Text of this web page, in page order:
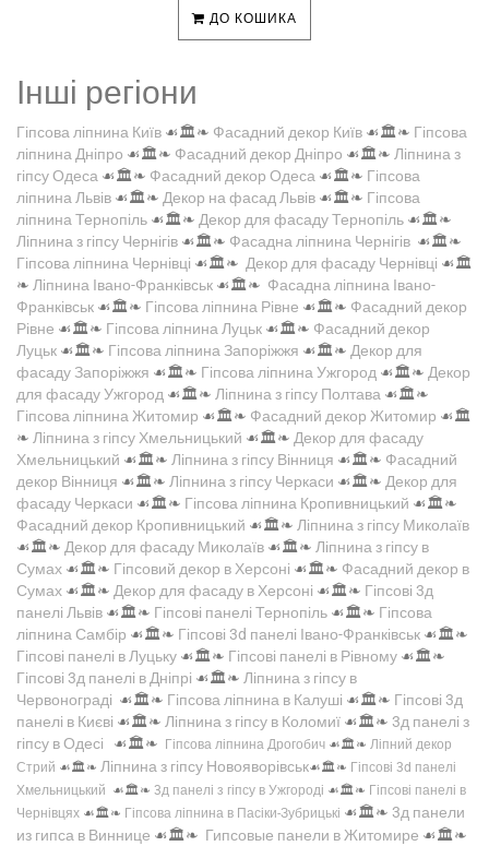
ДО КОШИКА
Інші регіони
Гіпсова ліпнина Київ ☙🏛️❧ Фасадний декор Київ ☙🏛️❧ Гіпсова
ліпнина Дніпро ☙🏛️❧ Фасадний декор Дніпро ☙🏛️❧ Ліпнина з
гіпсу Одеса ☙🏛️❧ Фасадний декор Одеса ☙🏛️❧ Гіпсова
ліпнина Львів ☙🏛️❧ Декор на фасад Львів ☙🏛️❧ Гіпсова
ліпнина Тернопіль ☙🏛️❧ Декор для фасаду Тернопіль ☙🏛️❧
Ліпнина з гіпсу Чернігів ☙🏛️❧ Фасадна ліпнина Чернігів ☙🏛️❧
Гіпсова ліпнина Чернівці ☙🏛️❧ Декор для фасаду Чернівці ☙🏛️
❧ Ліпнина Івано-Франківськ ☙🏛️❧ Фасадна ліпнина Івано-
Франківськ ☙🏛️❧ Гіпсова ліпнина Рівне ☙🏛️❧ Фасадний декор
Рівне ☙🏛️❧ Гіпсова ліпнина Луцьк ☙🏛️❧ Фасадний декор
Луцьк ☙🏛️❧ Гіпсова ліпнина Запоріжжя ☙🏛️❧ Декор для
фасаду Запоріжжя ☙🏛️❧ Гіпсова ліпнина Ужгород ☙🏛️❧ Декор
для фасаду Ужгород ☙🏛️❧ Ліпнина з гіпсу Полтава ☙🏛️❧
Гіпсова ліпнина Житомир ☙🏛️❧ Фасадний декор Житомир ☙🏛️
❧ Ліпнина з гіпсу Хмельницький ☙🏛️❧ Декор для фасаду
Хмельницький ☙🏛️❧ Ліпнина з гіпсу Вінниця ☙🏛️❧ Фасадний
декор Вінниця ☙🏛️❧ Ліпнина з гіпсу Черкаси ☙🏛️❧ Декор для
фасаду Черкаси ☙🏛️❧ Гіпсова ліпнина Кропивницький ☙🏛️❧
Фасадний декор Кропивницький ☙🏛️❧ Ліпнина з гіпсу Миколаїв
☙🏛️❧ Декор для фасаду Миколаїв ☙🏛️❧ Ліпнина з гіпсу в
Сумах ☙🏛️❧ Гіпсовий декор в Херсоні ☙🏛️❧ Фасадний декор в
Сумах ☙🏛️❧ Декор для фасаду в Херсоні ☙🏛️❧ Гіпсові 3д
панелі Львів ☙🏛️❧ Гіпсові панелі Тернопіль ☙🏛️❧ Гіпсова
ліпнина Самбір ☙🏛️❧ Гіпсові 3d панелі Івано-Франківськ ☙🏛️❧
Гіпсові панелі в Луцьку ☙🏛️❧ Гіпсові панелі в Рівному ☙🏛️❧
Гіпсові 3д панелі в Дніпрі ☙🏛️❧ Ліпнина з гіпсу в
Червонограді ☙🏛️❧ Гіпсова ліпнина в Калуші ☙🏛️❧ Гіпсові 3д
панелі в Києві ☙🏛️❧ Ліпнина з гіпсу в Коломиї ☙🏛️❧ 3д панелі з
гіпсу в Одесі ☙🏛️❧ Гіпсова ліпнина Дрогобич ☙🏛️❧ Ліпний декор
Стрий ☙🏛️❧ Ліпнина з гіпсу Новояворівськ☙🏛️❧ Гіпсові 3d панелі
Хмельницький ☙🏛️❧ 3д панелі з гіпсу в Ужгороді ☙🏛️❧ Гіпсові панелі в
Чернівцях ☙🏛️❧ Гіпсова ліпнина в Пасіки-Зубрицькі ☙🏛️❧ 3д панели
из гипса в Виннице ☙🏛️❧ Гипсовые панели в Житомире ☙🏛️❧